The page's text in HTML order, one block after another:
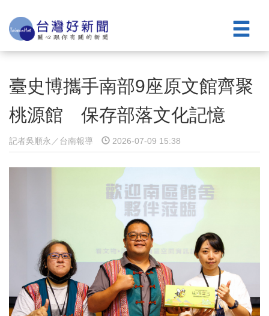
臺史博攜手南部9座原文館齊聚
桃源館 保存部落文化記憶
記者吳順永／台南報導 2026-07-09 15:38